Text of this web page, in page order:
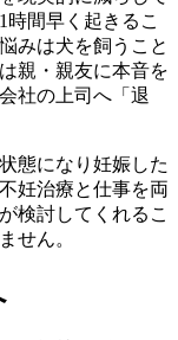
間早く起きるこ
みは犬を飼うこと
親・親友に本音を
社の上司へ「退
態になり妊娠した
妊治療と仕事を両
検討してくれるこ
せん。